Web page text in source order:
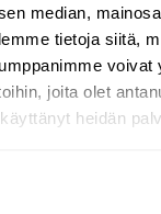
median,
tietoja siitä,
voivat
joita olet
heidän
talven